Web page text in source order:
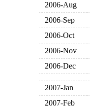
2006-Aug
2006-Sep
2006-Oct
2006-Nov
2006-Dec
2007-Jan
2007-Feb